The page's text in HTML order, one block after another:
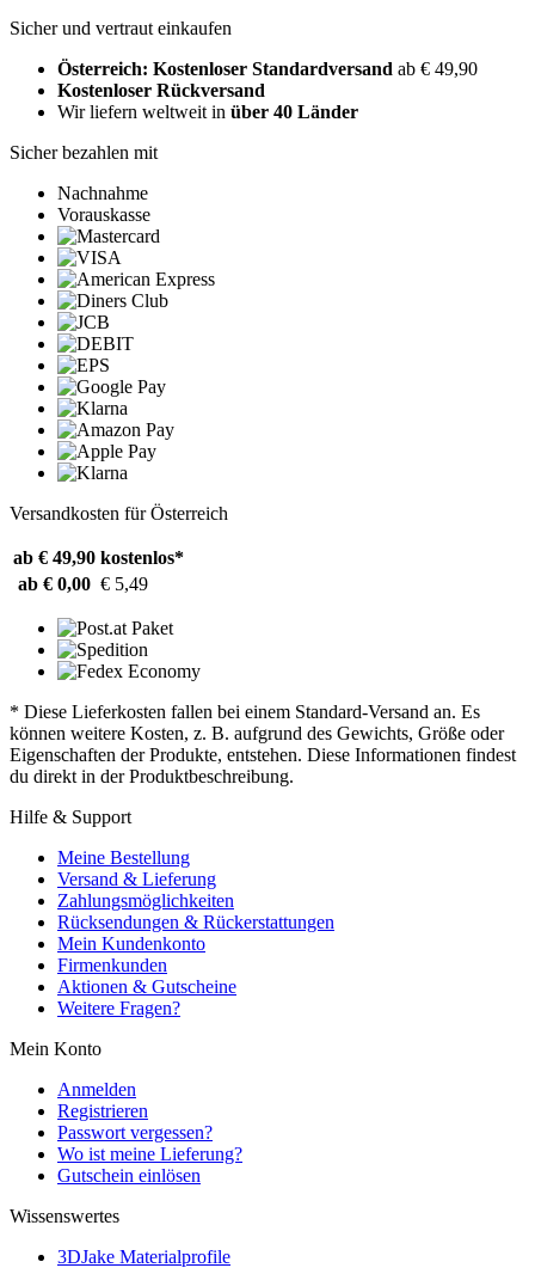
Sicher und vertraut einkaufen
Österreich: Kostenloser Standardversand ab € 49,90
Kostenloser Rückversand
Wir liefern weltweit in über 40 Länder
Sicher bezahlen mit
Nachnahme
Vorauskasse
Versandkosten für Österreich
ab € 49,90 kostenlos*
ab € 0,00 € 5,49
* Diese Lieferkosten fallen bei einem Standard-Versand an. Es
können weitere Kosten, z. B. aufgrund des Gewichts, Größe oder
Eigenschaften der Produkte, entstehen. Diese Informationen findest
du direkt in der Produktbeschreibung.
Hilfe & Support
Meine Bestellung
Versand & Lieferung
Zahlungsmöglichkeiten
Rücksendungen & Rückerstattungen
Mein Kundenkonto
Firmenkunden
Aktionen & Gutscheine
Weitere Fragen?
Mein Konto
Anmelden
Registrieren
Passwort vergessen?
Wo ist meine Lieferung?
Gutschein einlösen
Wissenswertes
3DJake Materialprofile